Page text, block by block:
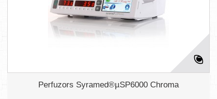
Perfuzors Syramed®µSP6000 Chroma